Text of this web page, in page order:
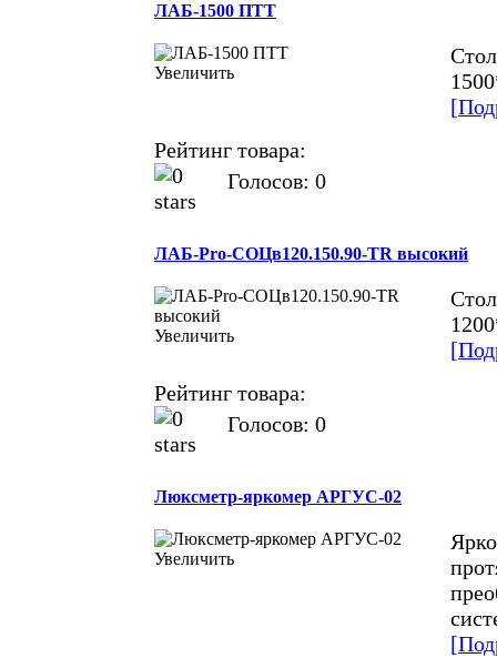
ЛАБ-1500 ПТТ
Увеличить
Рейтинг товара:
Голосов: 0
ЛАБ-Pro-СОЦв120.150.90-TR высокий
Увеличить
Рейтинг товара:
Голосов: 0
Люксметр-яркомер АРГУС-02
Увеличить